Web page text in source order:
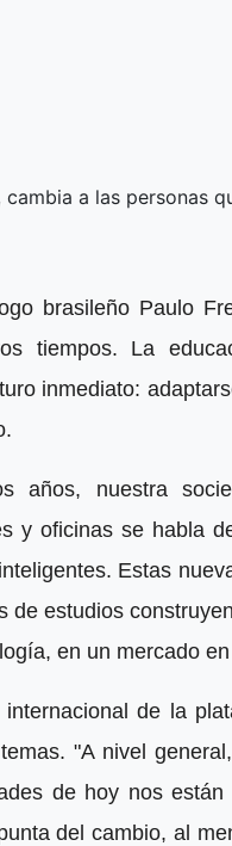
a las personas
brasileño Paulo
tiempos. La
inmediato:
años, nuestra
y oficinas se habla
Estas
de estudios
en un mercado
de la
"A nivel
de hoy nos
del cambio, al